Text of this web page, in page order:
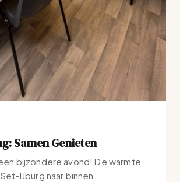
Samen Genieten
bijzondere avond! De warmte
IJburg naar binnen.